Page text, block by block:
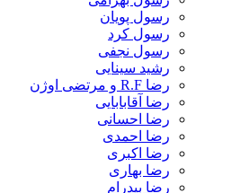
رسول پویان
رسول کرد
رسول نجفی
رشید سینایی
رضا R.F و مرتضی اوژن
رضا آقابابایی
رضا احسانی
رضا احمدی
رضا اکبری
رضا بهاری
رضا بیدرام